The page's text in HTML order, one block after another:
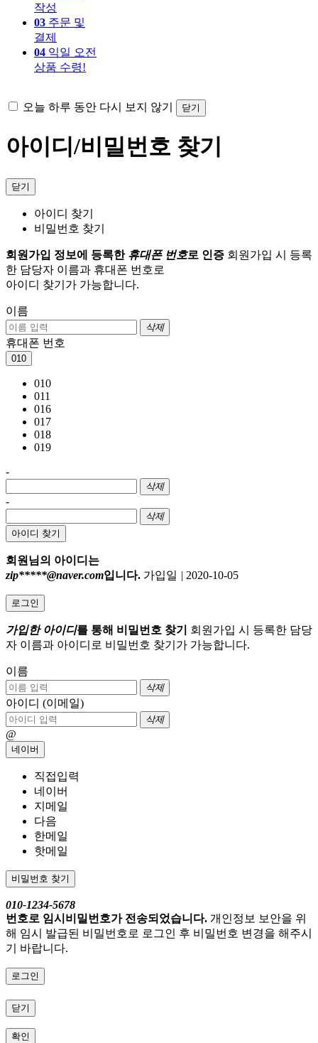
작성
03 주문 및
결제
04 익일 오전
상품 수령!
오늘 하루 동안 다시 보지 않기 닫기
아이디/비밀번호 찾기
닫기
아이디 찾기
비밀번호 찾기
회원가입 정보에 등록한 휴대폰 번호로 인증 회원가입 시 등록
한 담당자 이름과 휴대폰 번호로
아이디 찾기가 가능합니다.
이름
삭제
휴대폰 번호
010
010
011
016
017
018
019
-
삭제
-
삭제
아이디 찾기
회원님의 아이디는
zip*****@naver.com입니다. 가입일 | 2020-10-05
로그인
가입한 아이디를 통해 비밀번호 찾기
회원가입 시 등록한 담당
자 이름과 아이디로 비밀번호 찾기가 가능합니다.
이름
삭제
아이디 (이메일)
삭제
@
네이버
직접입력
네이버
지메일
다음
한메일
핫메일
비밀번호 찾기
010-1234-5678
번호로 임시비밀번호가 전송되었습니다. 개인정보 보안을 위
해 임시 발급된 비밀번호로 로그인 후 비밀번호 변경을 해주시
기 바랍니다.
로그인
닫기
확인